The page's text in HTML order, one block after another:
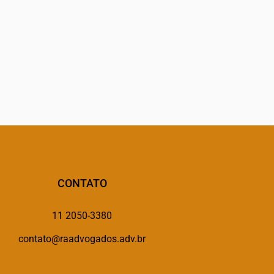
CONTATO
11 2050-3380
contato@raadvogados.adv.br